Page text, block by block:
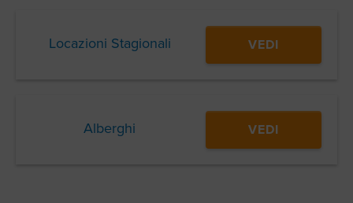
Locazioni Stagionali VEDI
Alberghi VEDI